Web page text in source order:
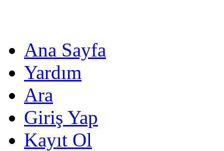
Ana Sayfa
Yardım
Ara
Giriş Yap
Kayıt Ol